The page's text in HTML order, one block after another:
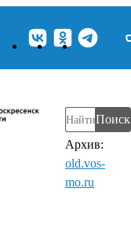
Поиск
Архив:
old.vos-
mo.ru